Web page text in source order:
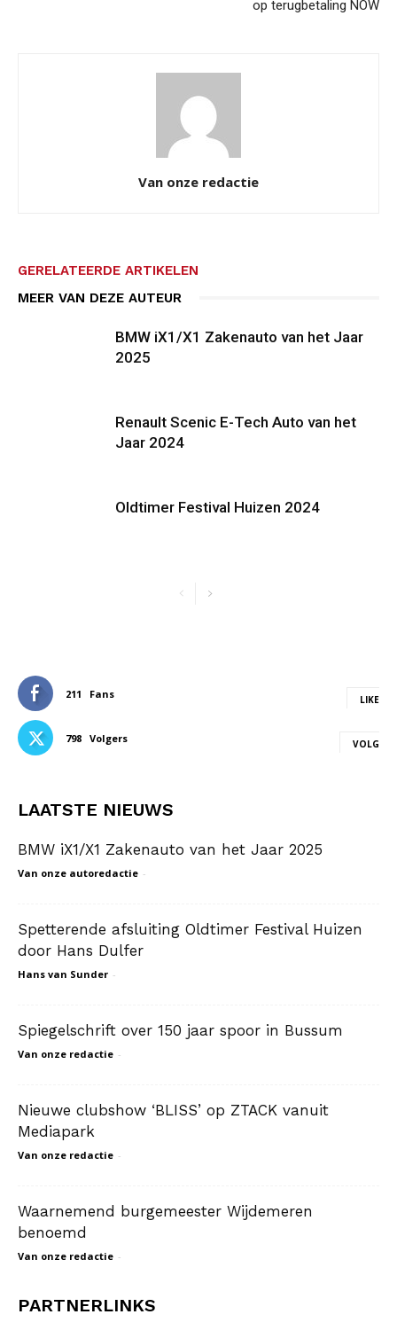
op terugbetaling NOW
Van onze redactie
GERELATEERDE ARTIKELEN
MEER VAN DEZE AUTEUR
BMW iX1/X1 Zakenauto van het Jaar
2025
Renault Scenic E-Tech Auto van het
Jaar 2024
Oldtimer Festival Huizen 2024
211 Fans LIKE
798 Volgers VOLG
LAATSTE NIEUWS
BMW iX1/X1 Zakenauto van het Jaar 2025
Van onze autoredactie -
Spetterende afsluiting Oldtimer Festival Huizen
door Hans Dulfer
Hans van Sunder -
Spiegelschrift over 150 jaar spoor in Bussum
Van onze redactie -
Nieuwe clubshow ‘BLISS’ op ZTACK vanuit
Mediapark
Van onze redactie -
Waarnemend burgemeester Wijdemeren
benoemd
Van onze redactie -
PARTNERLINKS